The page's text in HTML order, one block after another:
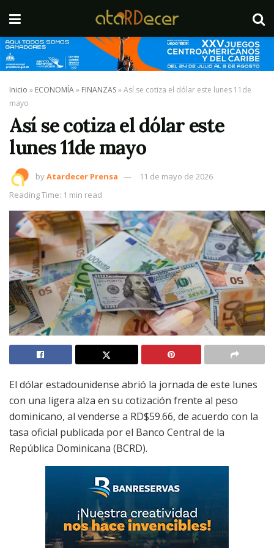
Inicio » ECONOMÍA» FINANZAS»Así se cotiza el dólar este lunes 11de
mayo
Así se cotiza el dólar este
lunes 11de mayo
byAtardecer Prensa
11 de mayo de 2026
Reading Time: 1 min read
El dólar estadounidense abrió la jornada de este lunes
con una ligera alza en su cotización frente al peso
dominicano, al venderse a RD$59.66, de acuerdo con la
tasa oficial publicada por el Banco Central de la
República Dominicana (BCRD).